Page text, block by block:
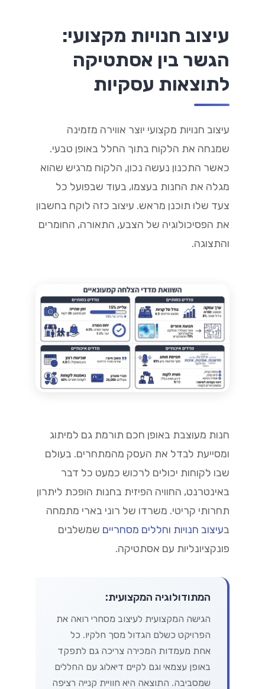
עיצוב חנויות מקצועי:
הגשר בין אסתטיקה
לתוצאות עסקיות
עיצוב חנויות מקצועי יוצר אווירה מזמינה
שמנחה את הלקוח בתוך החלל באופן טבעי.
כאשר התכנון נעשה נכון, הלקוח מרגיש שהוא
מגלה את החנות בעצמו, בעוד שבפועל כל
צעד שלו תוכנן מראש. עיצוב כזה לוקח בחשבון
את הפסיכולוגיה של הצבע, התאורה, החומרים
והתצוגה.
חנות מעוצבת באופן חכם תורמת גם למיתוג
ומסייעת לבדל את העסק מהמתחרים. בעולם
שבו לקוחות יכולים לרכוש כמעט כל דבר
באינטרנט, החוויה הפיזית בחנות הופכת ליתרון
תחרותי קריטי. משרדו של רוני בארי מתמחה
בעיצוב חנויות וחללים מסחריים שמשלבים
פונקציונליות עם אסתטיקה.
המתודולוגיה המקצועית:
הגישה המקצועית לעיצוב מסחרי רואה את
הפרויקט כשלם הגדול מסך חלקיו. כל
אחת מעמדות המכירה צריכה גם לתפקד
באופן עצמאי וגם לקיים דיאלוג עם החללים
שמסביבה. התוצאה היא חוויית קנייה רציפה